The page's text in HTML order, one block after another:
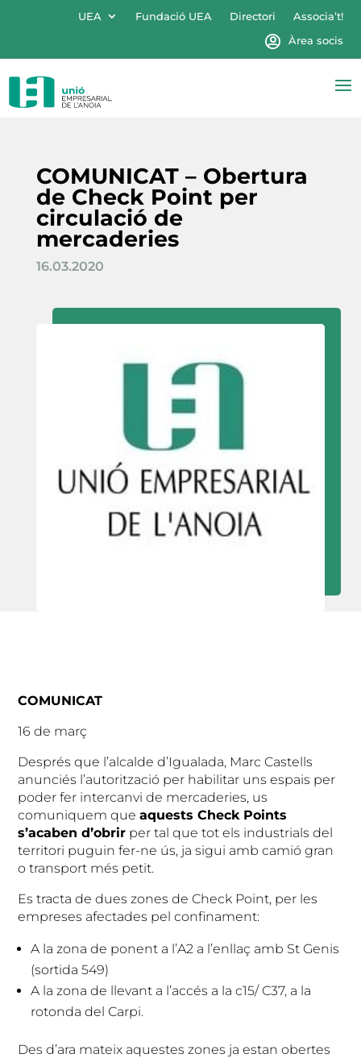
UEA Fundació UEA Directori
Associa’t!
Àrea socis
COMUNICAT – Obertura
de Check Point per
circulació de
mercaderies
16.03.2020
COMUNICAT
16 de març
Després que l’alcalde d’Igualada, Marc Castells
anunciés l’autorització per habilitar uns espais per
poder fer intercanvi de mercaderies, us
comuniquem queaquests Check Points
s’acaben d’obrir per tal que tot els industrials del
territori puguin fer-ne ús, ja sigui amb camió gran
o transport més petit.
Es tracta de dues zones de Check Point, per les
empreses afectades pel confinament:
A la zona de ponent a l’A2 a l’enllaç amb St Genis
(sortida 549)
A la zona de llevant a l’accés a la c15/ C37, a la
rotonda del Carpi.
Des d’ara mateix aquestes zones ja estan obertes